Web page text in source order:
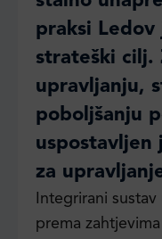
praksi
strateški cilj.
upravljanju,
poboljšanju
uspostavljen
za
Integrirani
prema